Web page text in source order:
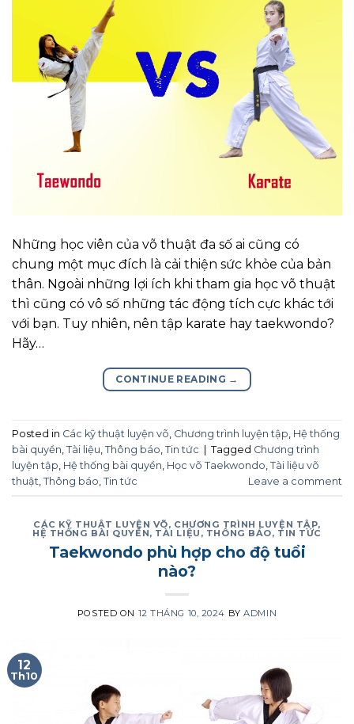
Những học viên của võ thuật đa số ai cũng có
chung một mục đích là cải thiện sức khỏe của bản
thân. Ngoài những lợi ích khi tham gia học võ thuật
thì cũng có vô số những tác động tích cực khác tới
với bạn. Tuy nhiên, nên tập karate hay taekwondo?
Hãy…
CONTINUE READING →
Posted in Các kỹ thuật luyện võ Chương trình luyện tập Hệ thống
bài quyền Tài liệu Thông báo Tin tức | Tagged Chương trình
luyện tập Hệ thống bài quyền Học võ Taekwondo Tài liệu võ
thuật Thông báo Tin tức Leave a comment
CÁC KỸ THUẬT LUYỆN VÕ, CHƯƠNG TRÌNH LUYỆN TẬP,
HỆ THỐNG BÀI QUYỀN, TÀI LIỆU , THÔNG BÁO, TIN TỨC
Taekwondo phù hợp cho độ tuổi
nào?
POSTED ON 12 THÁNG 10, 2024 BYADMIN
12
Th10